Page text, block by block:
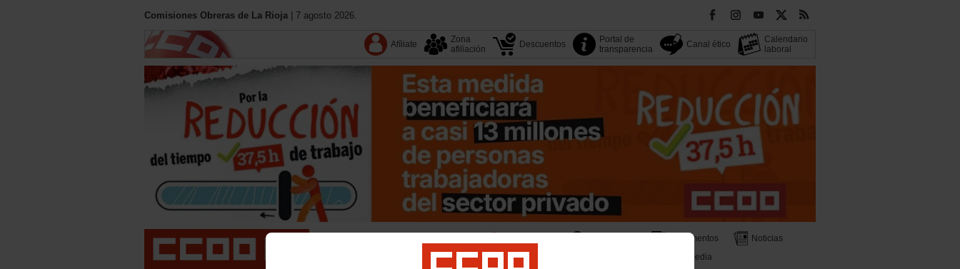
Comisiones Obreras de La Rioja | 7 agosto 2026.
Afíliate
Zona
afiliación
Descuentos
Portal de
transparencia
Canal ético
Calendario
laboral
Documentos
Noticias
Buscador
Multimedia